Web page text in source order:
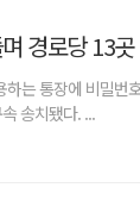
경로당 13곳
는 통장에 비밀번
송치됐다. ...